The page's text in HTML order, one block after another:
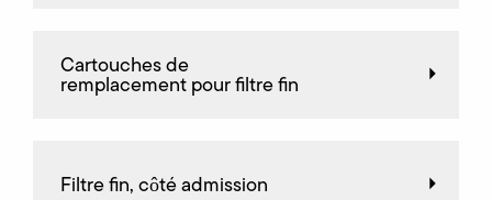
Cartouches de
remplacement pour filtre fin
Filtre fin, côté admission